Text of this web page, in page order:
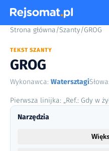
Strona główna/Szanty/GROG
TEKST SZANTY
GROG
Wykonawca: WatersztagiSłowa:
Pierwsza linijka: „Ref.: Gdy w
Narzędzia